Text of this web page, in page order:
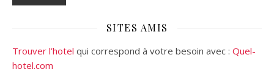
SITES AMIS
Trouver l’hotel qui correspond à votre besoin avec : Quel-
hotel.com